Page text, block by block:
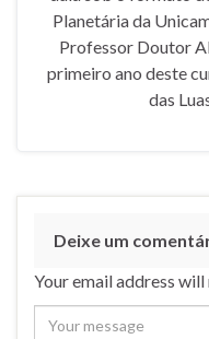
Planetária da
Professor Doutor
primeiro ano deste
das
Deixe um
Your email address